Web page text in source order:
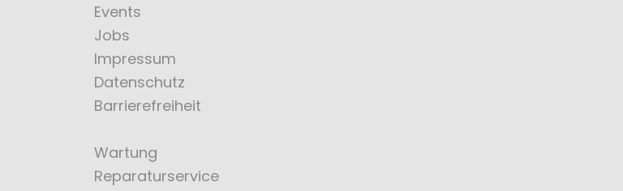
Events
Jobs
Impressum
Datenschutz
Barrierefreiheit
Wartung
Reparaturservice